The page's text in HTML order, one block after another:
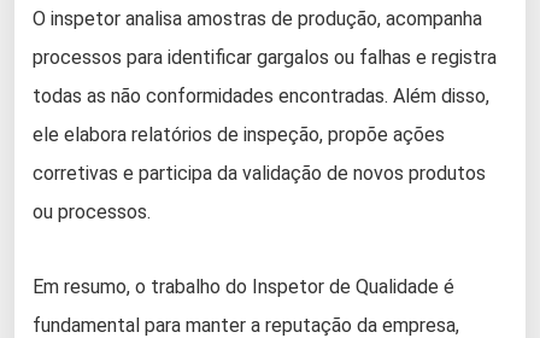
O inspetor analisa amostras de produção, acompanha
processos para identificar gargalos ou falhas e registra
todas as não conformidades encontradas. Além disso,
ele elabora relatórios de inspeção, propõe ações
corretivas e participa da validação de novos produtos
ou processos.
Em resumo, o trabalho do Inspetor de Qualidade é
fundamental para manter a reputação da empresa,